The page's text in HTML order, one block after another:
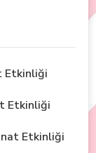
Etkinliği
Etkinliği
Etkinliği